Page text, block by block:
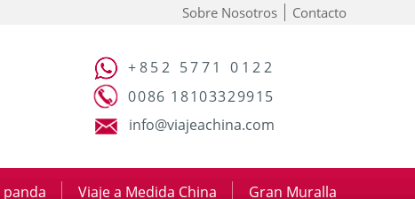
Sobre Nosotros Contacto
+852 5771 0122
0086 18103329915
info@viajeachina.com
panda Viaje a Medida China Gran Muralla